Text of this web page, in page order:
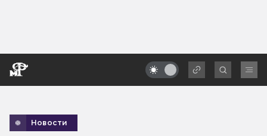
Новости